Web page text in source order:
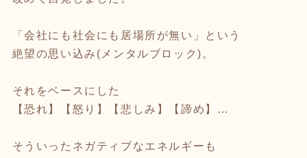
「会社にも社会にも居場所が無い」という
絶望の思い込み(メンタルブロック)。
それをベースにした
【恐れ】【怒り】【悲しみ】【諦め】…
そういったネガティブなエネルギーも